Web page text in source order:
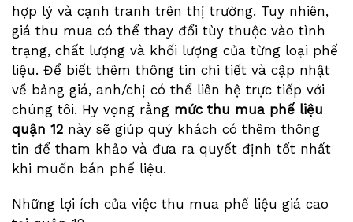
hợp lý và cạnh tranh trên thị trường. Tuy nhiên,
giá thu mua có thể thay đổi tùy thuộc vào tình
trạng, chất lượng và khối lượng của từng loại phế
liệu. Để biết thêm thông tin chi tiết và cập nhật
về bảng giá, anh/chị có thể liên hệ trực tiếp với
chúng tôi. Hy vọng rằng mức thu mua phế liệu
quận 12 này sẽ giúp quý khách có thêm thông
tin để tham khảo và đưa ra quyết định tốt nhất
khi muốn bán phế liệu.
Những lợi ích của việc thu mua phế liệu giá cao